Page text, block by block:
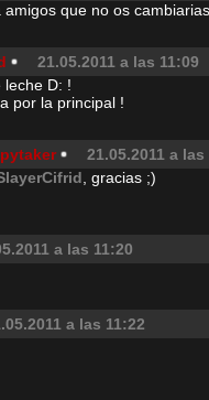
amigos que no os
21.05.2011 a las 11:09
leche D: !
por la principal !
21.05.2011 a las
, gracias ;)
a las 11:20
a las 11:22